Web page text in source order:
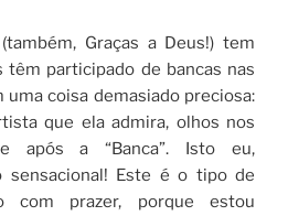
Graças a Deus!) tem
têm participado de bancas nas
uma coisa demasiado preciosa:
que ela admira, olhos nos
após a “Banca”. Isto eu,
sensacional! Este é o tipo de
com prazer, porque estou